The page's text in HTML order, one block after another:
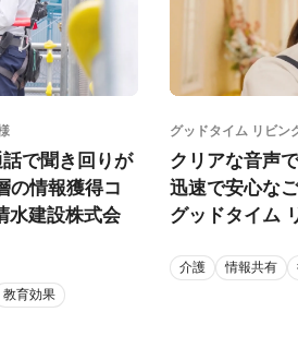
で聞き回りが
の情報獲得コ
水建設株式会
教育効果
グッドタイム リビン
クリアな音声
迅速で安心な
グッドタイム
介護 情報共有